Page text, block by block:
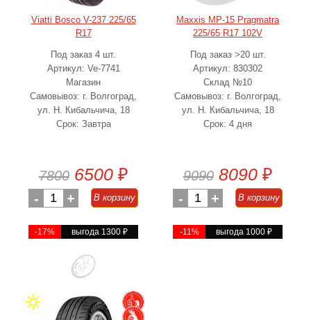
Viatti Bosco V-237 225/65
R17
Под заказ 4 шт.
Артикул: Ve-7741
Магазин
Самовывоз: г. Волгоград,
ул. Н. Кибальчича, 18
Срок: Завтра
7800 6500 ₽
- 1 + В корзину
-17% выгода 1300₽
Maxxis MP-15 Pragmatra
225/65 R17 102V
Под заказ >20 шт.
Артикул: 830302
Склад №10
Самовывоз: г. Волгоград,
ул. Н. Кибальчича, 18
Срок: 4 дня
9090 8090 ₽
- 1 + В корзину
-11% выгода 1000₽